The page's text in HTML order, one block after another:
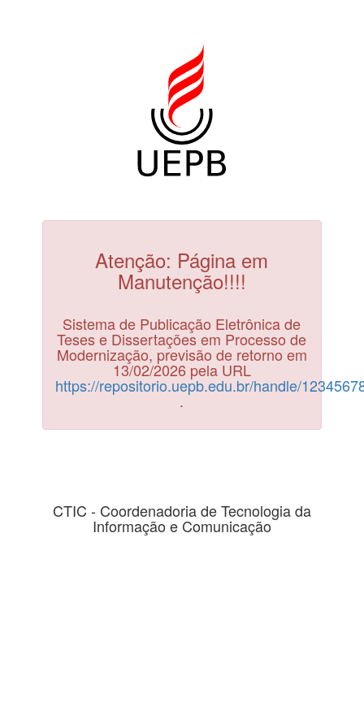
Atenção: Página em
Manutenção!!!!
Sistema de Publicação Eletrônica de
Teses e Dissertações em Processo de
Modernização, previsão de retorno em
13/02/2026 pela URL
https://repositorio.uepb.edu.br/handle/
.
CTIC - Coordenadoria de Tecnologia da
Informação e Comunicação